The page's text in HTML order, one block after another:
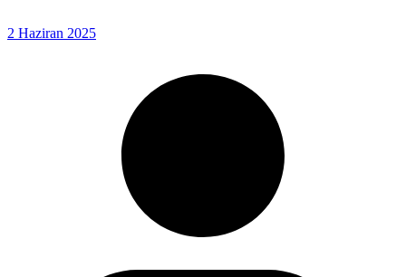
2 Haziran 2025